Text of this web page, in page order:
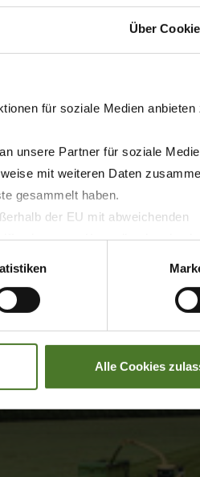
Über
für soziale Medien anbieten
unsere Partner für soziale
mit weiteren Daten
gesammelt haben.
der EU mit abweichenden
bzw. von Kontrollverlust bzgl.
Alle Cookies
Krone, Werlte) s obratem
na první pohled, obrovský
Krone.
zákazníků, může
v příštích týdnech.